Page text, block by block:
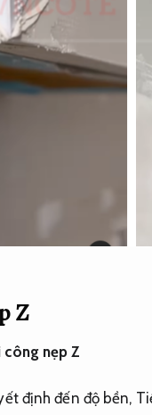
Z
nẹp Z
định đến độ bền,